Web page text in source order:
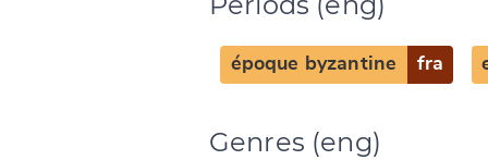
époque byzantine fra
Genres (eng)